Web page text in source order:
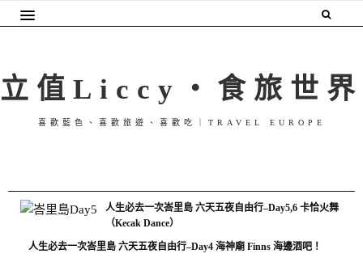
立值Liccy・食旅世界
喜歡藍色、喜歡旅遊、喜歡吃｜TRAVEL EUROPE
人生必去一次峇里島 六天五夜自由行–Day5,6 卡恰火舞
（Kecak Dance）
人生必去一次峇里島 六天五夜自由行–Day4 海神廟 Finns 海邊酒吧！